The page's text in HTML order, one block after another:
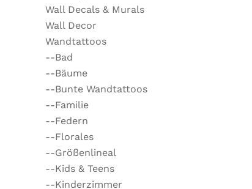
Wall Decals & Murals
Wall Decor
Wandtattoos
--Bad
--Bäume
--Bunte Wandtattoos
--Familie
--Federn
--Florales
--Größenlineal
--Kids & Teens
--Kinderzimmer